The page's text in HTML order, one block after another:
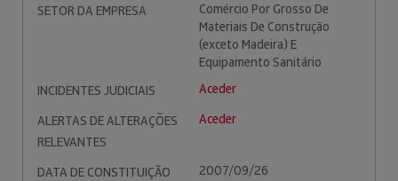
SETOR DA EMPRESA
Comércio Por Grosso De
Materiais De Construção
(exceto Madeira) E
Equipamento Sanitário
INCIDENTES JUDICIAIS
Aceder
ALERTAS DE ALTERAÇÕES
RELEVANTES
Aceder
DATA DE CONSTITUIÇÃO 2007/09/26